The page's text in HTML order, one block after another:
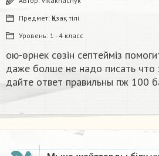
Предмет: Қазақ тiлi
Уровень: 1 - 4 класс
ою-өрнек сөзін септеймiз
даже болше не надо писать что
дайте ответ правильны пж 100